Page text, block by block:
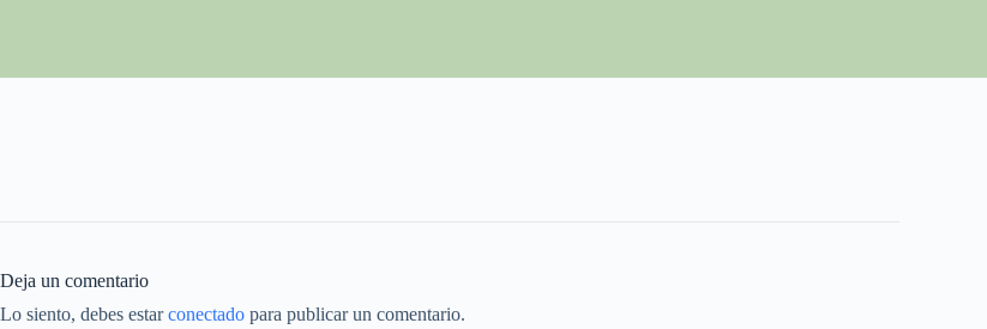
Deja un comentario
Lo siento, debes estarconectado para publicar un comentario.